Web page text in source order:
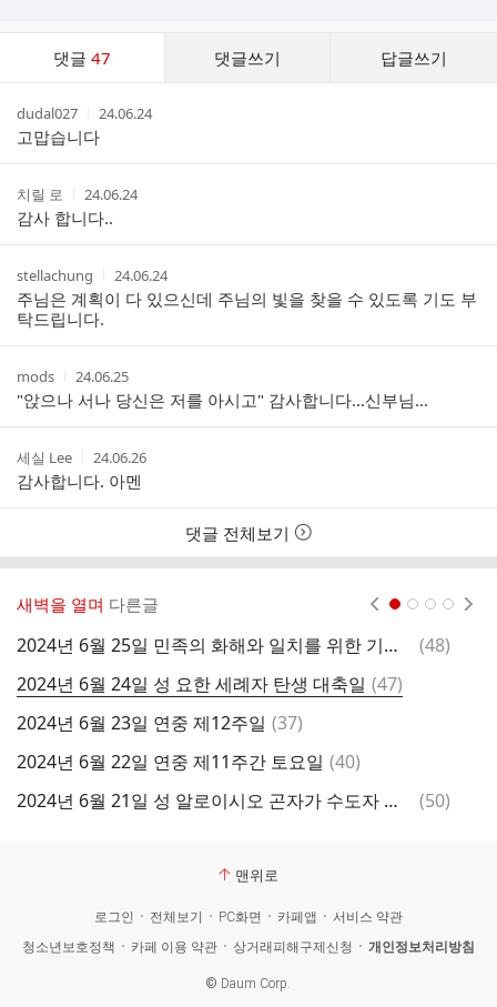
댓글47 댓글쓰기 답글쓰기
스
작
성
자
dudal027
작
간
24.06.24
고맙습니다
작
성
자
치릴 로
작
성
시
간
24.06.24
감사 합니다..
작
성
자
stellachung
작
성
시
24.06.24
주님은 계획이 다 있으신데 주님의 빛을 찾을 수 있도록 기도 부
탁드립니다.
작
성
자
mods
작
성
시
간
24.06.25
"앉으나 서나 당신은 저를 아시고" 감사합니다...신부님...
작
성
자
세실 Lee
작
성
시
간
24.06.26
감사합니다. 아멘
댓글 전체보기
새벽을 열며 다른글
2024년 6월 25일 민족의 화해와 일치를 위한 기도의 날
댓
(48)
2024년 6월 24일 성 요한 세례자 탄생 대축일 댓
글
(47)
2024년 6월 23일 연중 제12주일 댓
(37)
2024년 6월 22일 연중 제11주간 토요일 댓
(40)
2024년 6월 21일 성 알로이시오 곤자가 수도자 기념일
댓
(50)
맨위로
로그인 전체보기 PC화면 카페앱
서비스 약관
청소년보호정책
카페 이용 약관 상거래피해구제신청 개인정보처리방침
© Daum Corp.